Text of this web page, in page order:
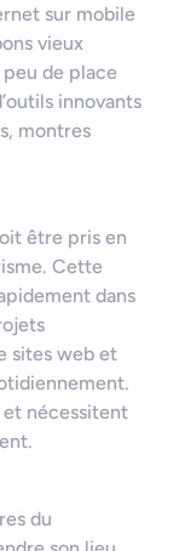
sur mobile
vieux
de place
innovants
montres
être pris en
Cette
dans
sites web et
et nécessitent
du